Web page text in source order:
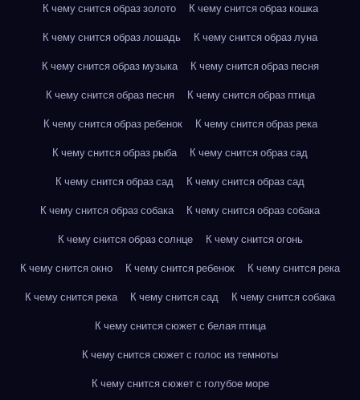
К чему снится образ золото
К чему снится образ кошка
К чему снится образ лошадь
К чему снится образ луна
К чему снится образ музыка
К чему снится образ песня
К чему снится образ песня
К чему снится образ птица
К чему снится образ ребенок
К чему снится образ река
К чему снится образ рыба
К чему снится образ сад
К чему снится образ сад
К чему снится образ сад
К чему снится образ собака
К чему снится образ собака
К чему снится образ солнце
К чему снится огонь
К чему снится окно
К чему снится ребенок
К чему снится река
К чему снится река
К чему снится сад
К чему снится собака
К чему снится сюжет с белая птица
К чему снится сюжет с голос из темноты
К чему снится сюжет с голубое море